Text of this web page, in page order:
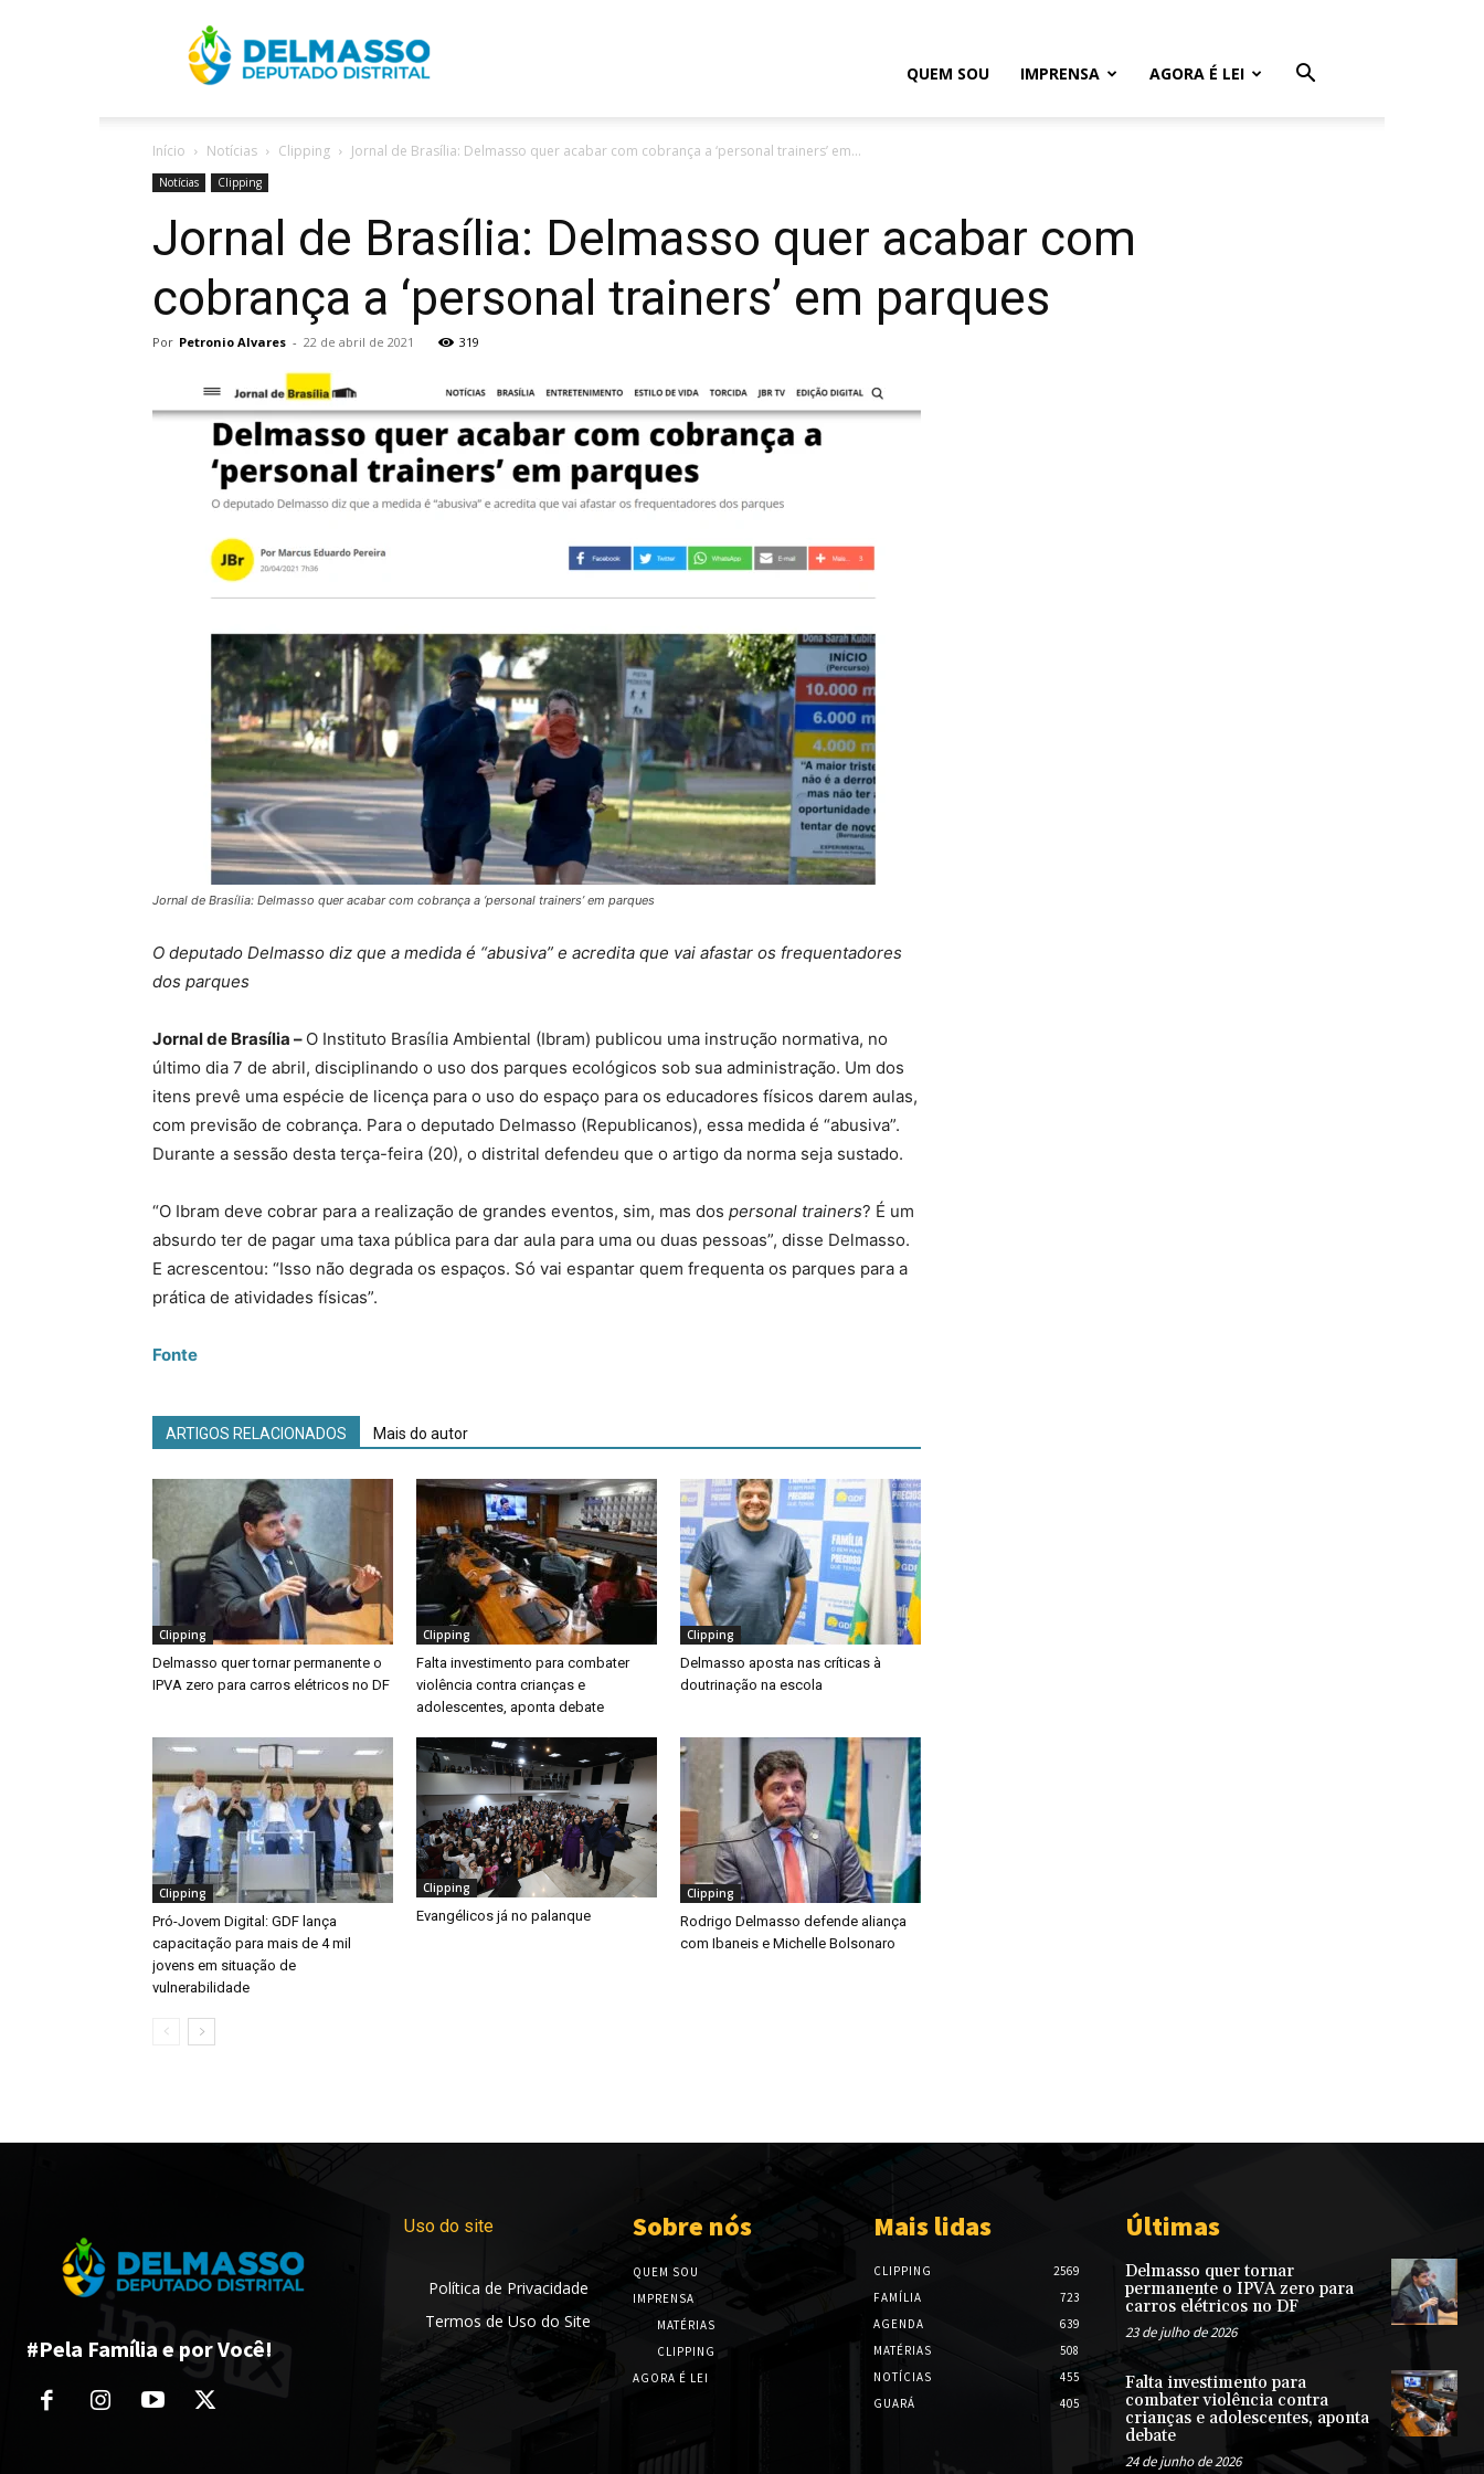
QUEM SOU IMPRENSA AGORA É LEI
Início Notícias Clipping Jornal de Brasília: Delmasso quer acabar com cobrança a ‘personal trainers’ em...
Notícias Clipping
Jornal de Brasília: Delmasso quer acabar com
cobrança a ‘personal trainers’ em parques
Por Petronio Alvares - 22 de abril de 2021 319
Jornal de Brasília: Delmasso quer acabar com cobrança a ‘personal trainers’ em parques
O deputado Delmasso diz que a medida é “abusiva” e acredita que vai afastar os frequentadores
dos parques
Jornal de Brasília – O Instituto Brasília Ambiental (Ibram) publicou uma instrução normativa, no
último dia 7 de abril, disciplinando o uso dos parques ecológicos sob sua administração. Um dos
itens prevê uma espécie de licença para o uso do espaço para os educadores físicos darem aulas,
com previsão de cobrança. Para o deputado Delmasso (Republicanos), essa medida é “abusiva”.
Durante a sessão desta terça-feira (20), o distrital defendeu que o artigo da norma seja sustado.
“O Ibram deve cobrar para a realização de grandes eventos, sim, mas dos personal trainers? É um
absurdo ter de pagar uma taxa pública para dar aula para uma ou duas pessoas”, disse Delmasso.
E acrescentou: “Isso não degrada os espaços. Só vai espantar quem frequenta os parques para a
prática de atividades físicas”.
Fonte
ARTIGOS RELACIONADOS Mais do autor
Clipping
Delmasso quer tornar permanente o
IPVA zero para carros elétricos no DF
Clipping
Falta investimento para combater
violência contra crianças e
adolescentes, aponta debate
Clipping
Delmasso aposta nas críticas à
doutrinação na escola
Clipping
Pró-Jovem Digital: GDF lança
capacitação para mais de 4 mil
jovens em situação de
vulnerabilidade
Clipping
Evangélicos já no palanque
Clipping
Rodrigo Delmasso defende aliança
com Ibaneis e Michelle Bolsonaro
#Pela Família e por Você!
Uso do site
Política de Privacidade
Termos de Uso do Site
Sobre nós
QUEM SOU
IMPRENSA
MATÉRIAS
CLIPPING
AGORA É LEI
Mais lidas
CLIPPING
2569
FAMÍLIA
723
AGENDA
639
MATÉRIAS
508
NOTÍCIAS
455
GUARÁ
405
Últimas
Delmasso quer tornar
permanente o IPVA zero para
carros elétricos no DF
23 de julho de 2026
Falta investimento para
combater violência contra
crianças e adolescentes, aponta
debate
24 de junho de 2026